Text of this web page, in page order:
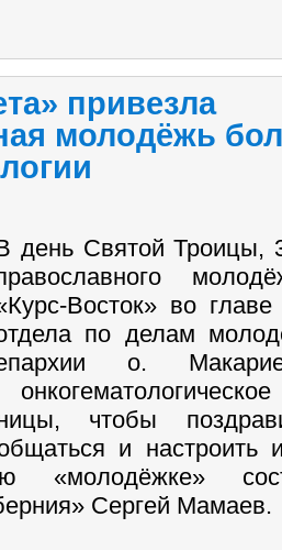
привезла
молодёжь
день Святой Троицы,
Восток» во
по делам
о.
чтобы
и настроить
«молодёжке»
Сергей Мамаев.